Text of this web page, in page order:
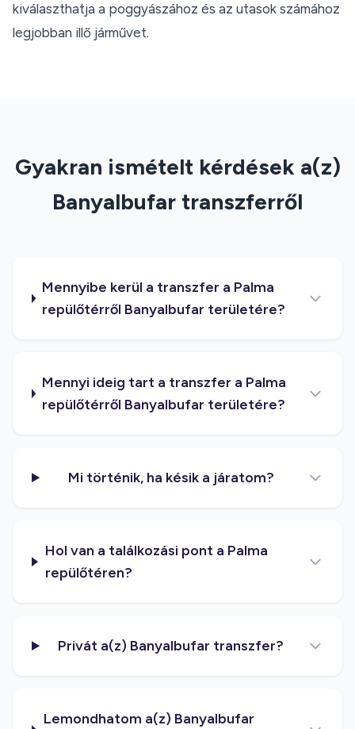
kiválaszthatja a poggyászához és az utasok számához
legjobban illő járművet.
Gyakran ismételt kérdések a(z)
Banyalbufar transzferről
Mennyibe kerül a transzfer a Palma
repülőtérről Banyalbufar területére?
Mennyi ideig tart a transzfer a Palma
repülőtérről Banyalbufar területére?
Mi történik, ha késik a járatom?
Hol van a találkozási pont a Palma
repülőtéren?
Privát a(z) Banyalbufar transzfer?
Lemondhatom a(z) Banyalbufar